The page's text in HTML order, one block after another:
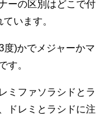
ーの区別はどこで付
います。
度)かでメジャーかマ
す。
ミファソラシドとラ
ドレミとラシドに注